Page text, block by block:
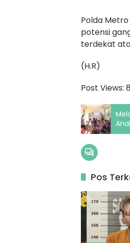
Polda
potensi
terdekat
(H.R)
Post Views:
Pos